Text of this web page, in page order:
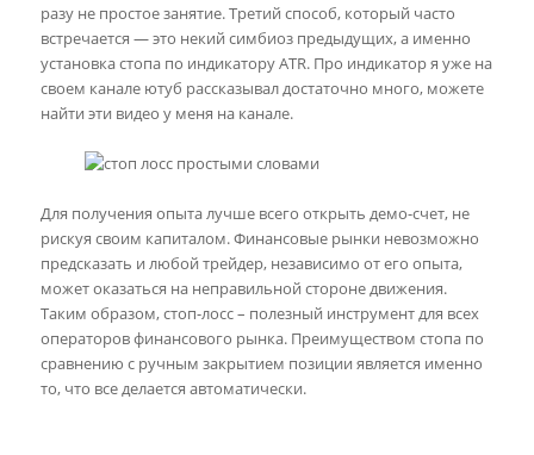
разу не простое занятие. Третий способ, который часто
встречается — это некий симбиоз предыдущих, а именно
установка стопа по индикатору ATR. Про индикатор я уже на
своем канале ютуб рассказывал достаточно много, можете
найти эти видео у меня на канале.
Для получения опыта лучше всего открыть демо-счет, не
рискуя своим капиталом. Финансовые рынки невозможно
предсказать и любой трейдер, независимо от его опыта,
может оказаться на неправильной стороне движения.
Таким образом, стоп-лосс – полезный инструмент для всех
операторов финансового рынка. Преимуществом стопа по
сравнению с ручным закрытием позиции является именно
то, что все делается автоматически.